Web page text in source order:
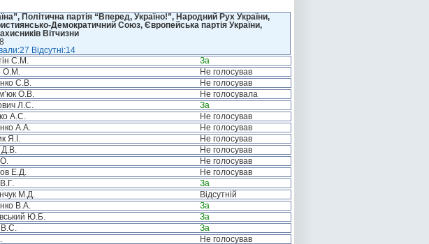
Політична партія “Вперед, Україно!”, Народний Рух України,
Демократичний Союз, Європейська партія України,
Вітчизни
Відсутні:14
С.М.
За
О.М.
Не голосував
С.В.
Не голосував
О.В.
Не голосувала
Л.С.
За
А.С.
Не голосував
А.А.
Не голосував
Я.І.
Не голосував
Д.В.
Не голосував
Не голосував
Е.Д.
Не голосував
За
М.Д.
Відсутній
В.А.
За
Ю.Б.
За
В.С.
За
Не голосував